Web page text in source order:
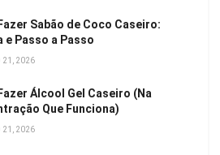
Sabão de Coco Caseiro:
e Passo a Passo
21, 2026
Álcool Gel Caseiro (Na
Que Funciona)
21, 2026